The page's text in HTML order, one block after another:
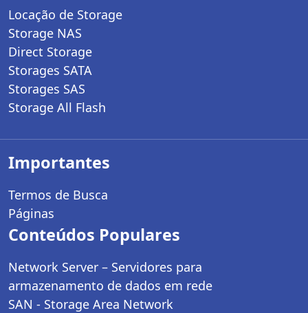
Locação de Storage
Storage NAS
Direct Storage
Storages SATA
Storages SAS
Storage All Flash
Importantes
Termos de Busca
Páginas
Conteúdos Populares
Network Server – Servidores para
armazenamento de dados em rede
SAN - Storage Area Network